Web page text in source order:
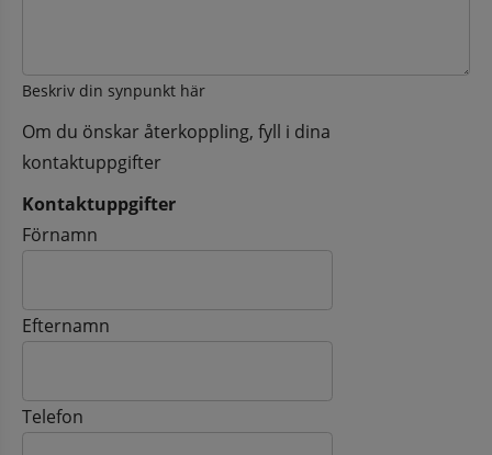
Beskriv din synpunkt här
Om du önskar återkoppling, fyll i dina
kontaktuppgifter
Kontaktuppgifter
Kontaktuppgifter
Förnamn
Efternamn
Telefon